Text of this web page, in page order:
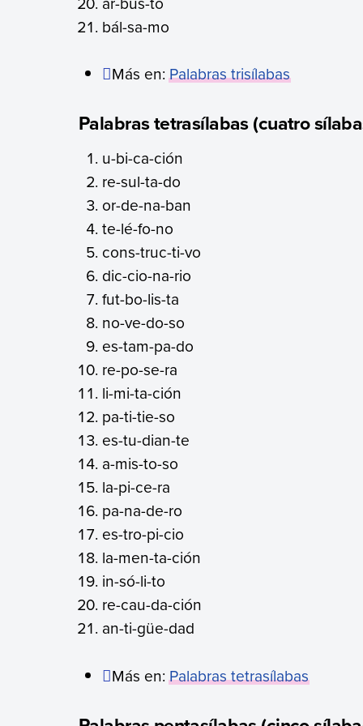
bál-sa-mo
Más en:Palabras trisílabas
Palabras tetrasílabas (cuatro
u-bi-ca-ción
re-sul-ta-do
or-de-na-ban
te-lé-fo-no
cons-truc-ti-vo
dic-cio-na-rio
fut-bo-lis-ta
no-ve-do-so
es-tam-pa-do
re-po-se-ra
li-mi-ta-ción
pa-ti-tie-so
es-tu-dian-te
a-mis-to-so
la-pi-ce-ra
pa-na-de-ro
es-tro-pi-cio
la-men-ta-ción
in-só-li-to
re-cau-da-ción
an-ti-güe-dad
Más en:Palabras tetrasílabas